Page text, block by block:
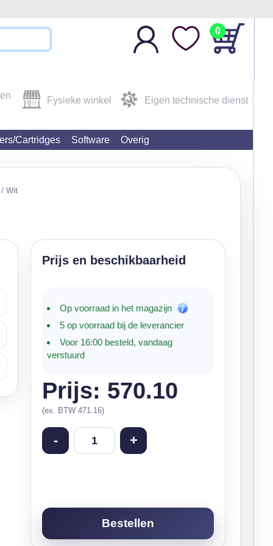
0
Fysieke winkel Eigen technische dienst
Cartridges Software Overig
Wit
Op voorraad in het magazijn
5 op voorraad bij de leverancier
Voor 16:00 besteld, vandaag
verstuurd
Prijs: 570.10
(ex. BTW 471.16)
- +
Bestellen